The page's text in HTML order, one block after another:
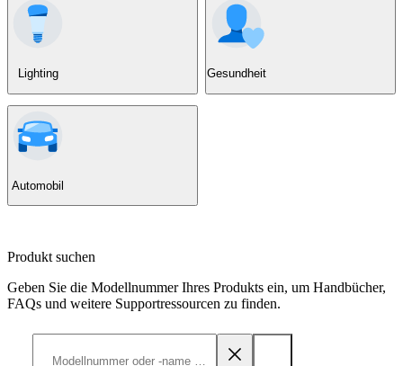
Lighting Gesundheit
Automobil
Produkt suchen
Geben Sie die Modellnummer Ihres Produkts ein, um Handbücher,
FAQs und weitere Supportressourcen zu finden.